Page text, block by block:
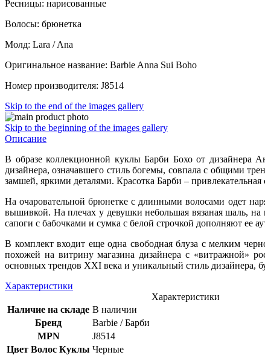
Ресницы: нарисованные
Волосы: брюнетка
Молд: Lara / Ana
Оригинальное название: Barbie Anna Sui Boho
Номер производителя: J8514
Skip to the end of the images gallery
Skip to the beginning of the images gallery
Описание
В образе коллекционной куклы Барби Бохо от дизайнера
дизайнера, означавшего стиль богемы, совпала с общими
замшей, яркими деталями. Красотка Барби –
На очаровательной брюнетке с длинными волосами одет
вышивкой. На плечах у девушки небольшая вязаная шаль, на
сапоги с бабочками и сумка с белой строчкой дополняют ее
В комплект входит еще одна свободная блуза с мелким
похожей на витрину магазина дизайнера с
основных трендов XXI века и уникальный стиль дизайнера,
Характеристики
Характеристики
Наличие на складе В наличии
Бренд
Barbie / Барби
MPN
J8514
Цвет Волос Куклы Черные